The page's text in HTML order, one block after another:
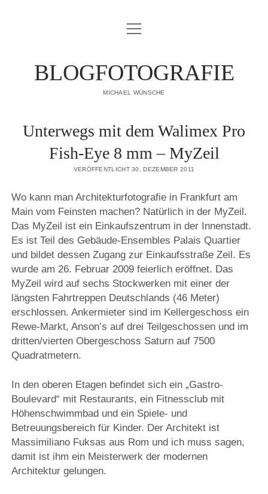
IMPRESSUM
Menü
öffnen
BLOGFOTOGRAFIE
MICHAEL WÜNSCHE
Unterwegs mit dem Walimex Pro
Fish-Eye 8 mm – MyZeil
VERÖFFENTLICHT 30. DEZEMBER 2011
Wo kann man Architekturfotografie in Frankfurt am
Main vom Feinsten machen? Natürlich in der MyZeil.
Das MyZeil ist ein Einkaufszentrum in der Innenstadt.
Es ist Teil des Gebäude-Ensembles Palais Quartier
und bildet dessen Zugang zur Einkaufsstraße Zeil. Es
wurde am 26. Februar 2009 feierlich eröffnet. Das
MyZeil wird auf sechs Stockwerken mit einer der
längsten Fahrtreppen Deutschlands (46 Meter)
erschlossen. Ankermieter sind im Kellergeschoss ein
Rewe-Markt, Anson’s auf drei Teilgeschossen und im
dritten/vierten Obergeschoss Saturn auf 7500
Quadratmetern.
In den oberen Etagen befindet sich ein „Gastro-
Boulevard“ mit Restaurants, ein Fitnessclub mit
Höhenschwimmbad und ein Spiele- und
Betreuungsbereich für Kinder. Der Architekt ist
Massimiliano Fuksas aus Rom und ich muss sagen,
damit ist ihm ein Meisterwerk der modernen
Architektur gelungen.